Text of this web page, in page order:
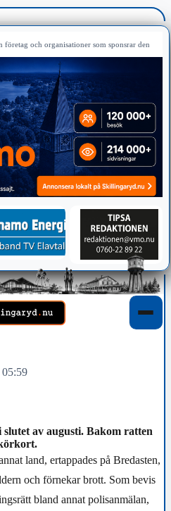
företag och organisationer som sponsrar den
05:59
av augusti. Bakom ratten
land, ertappades på Bredasten,
och förnekar brott. Som bevis
bland annat polisanmälan,